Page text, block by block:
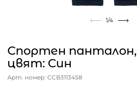
1/4
Спортен панталон,
цвят: Син
Арт. номер: CCB3113458